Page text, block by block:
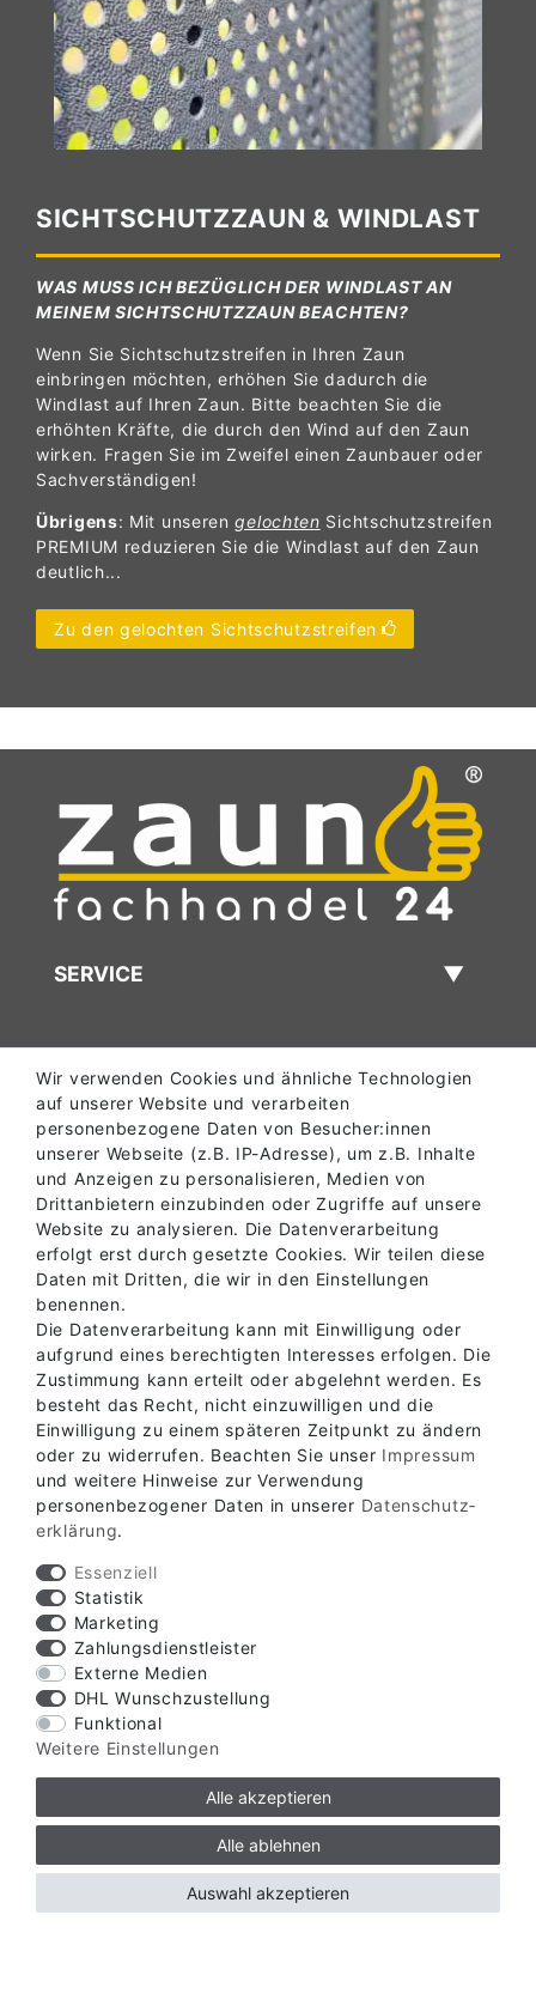
SICHTSCHUTZZAUN & WINDLAST
WAS MUSS ICH BEZÜGLICH DER WINDLAST AN
MEINEM SICHTSCHUTZZAUN BEACHTEN?
Wenn Sie Sichtschutzstreifen in Ihren Zaun
einbringen möchten, erhöhen Sie dadurch die
Windlast auf Ihren Zaun. Bitte beachten Sie die
erhöhten Kräfte, die durch den Wind auf den Zaun
wirken. Fragen Sie im Zweifel einen Zaunbauer oder
Sachverständigen!
Übrigens: Mit unserengelochten Sichtschutzstreifen
PREMIUM reduzieren Sie die Windlast auf den Zaun
deutlich...
Zu den gelochten Sichtschutzstreifen
SERVICE
ABHOLLAGER
KONTAKT
Verfügbare Zahlungsarten
Verfügbare Versandarten
Wir verwenden Cookies und ähnliche Technologien
auf unserer Website und verarbeiten
personenbezogene Daten von Besucher:innen
unserer Webseite (z.B. IP-Adresse), um z.B. Inhalte
und Anzeigen zu personalisieren, Medien von
Drittanbietern einzubinden oder Zugriffe auf unsere
Website zu analysieren. Die Datenverarbeitung
erfolgt erst durch gesetzte Cookies. Wir teilen diese
Daten mit Dritten, die wir in den Einstellungen
benennen.
Die Datenverarbeitung kann mit Einwilligung oder
aufgrund eines berechtigten Interesses erfolgen. Die
Zustimmung kann erteilt oder abgelehnt werden. Es
besteht das Recht, nicht einzuwilligen und die
Einwilligung zu einem späteren Zeitpunkt zu ändern
oder zu widerrufen. Beachten Sie unser Impressum
und weitere Hinweise zur Verwendung
personenbezogener Daten in unserer Daten­schutz­
erklärung.
Essenziell
Statistik
Marketing
Zahlungsdienstleister
Externe Medien
DHL Wunschzustellung
Funktional
Weitere Einstellungen
Alle akzeptieren
Alle ablehnen
Auswahl akzeptieren